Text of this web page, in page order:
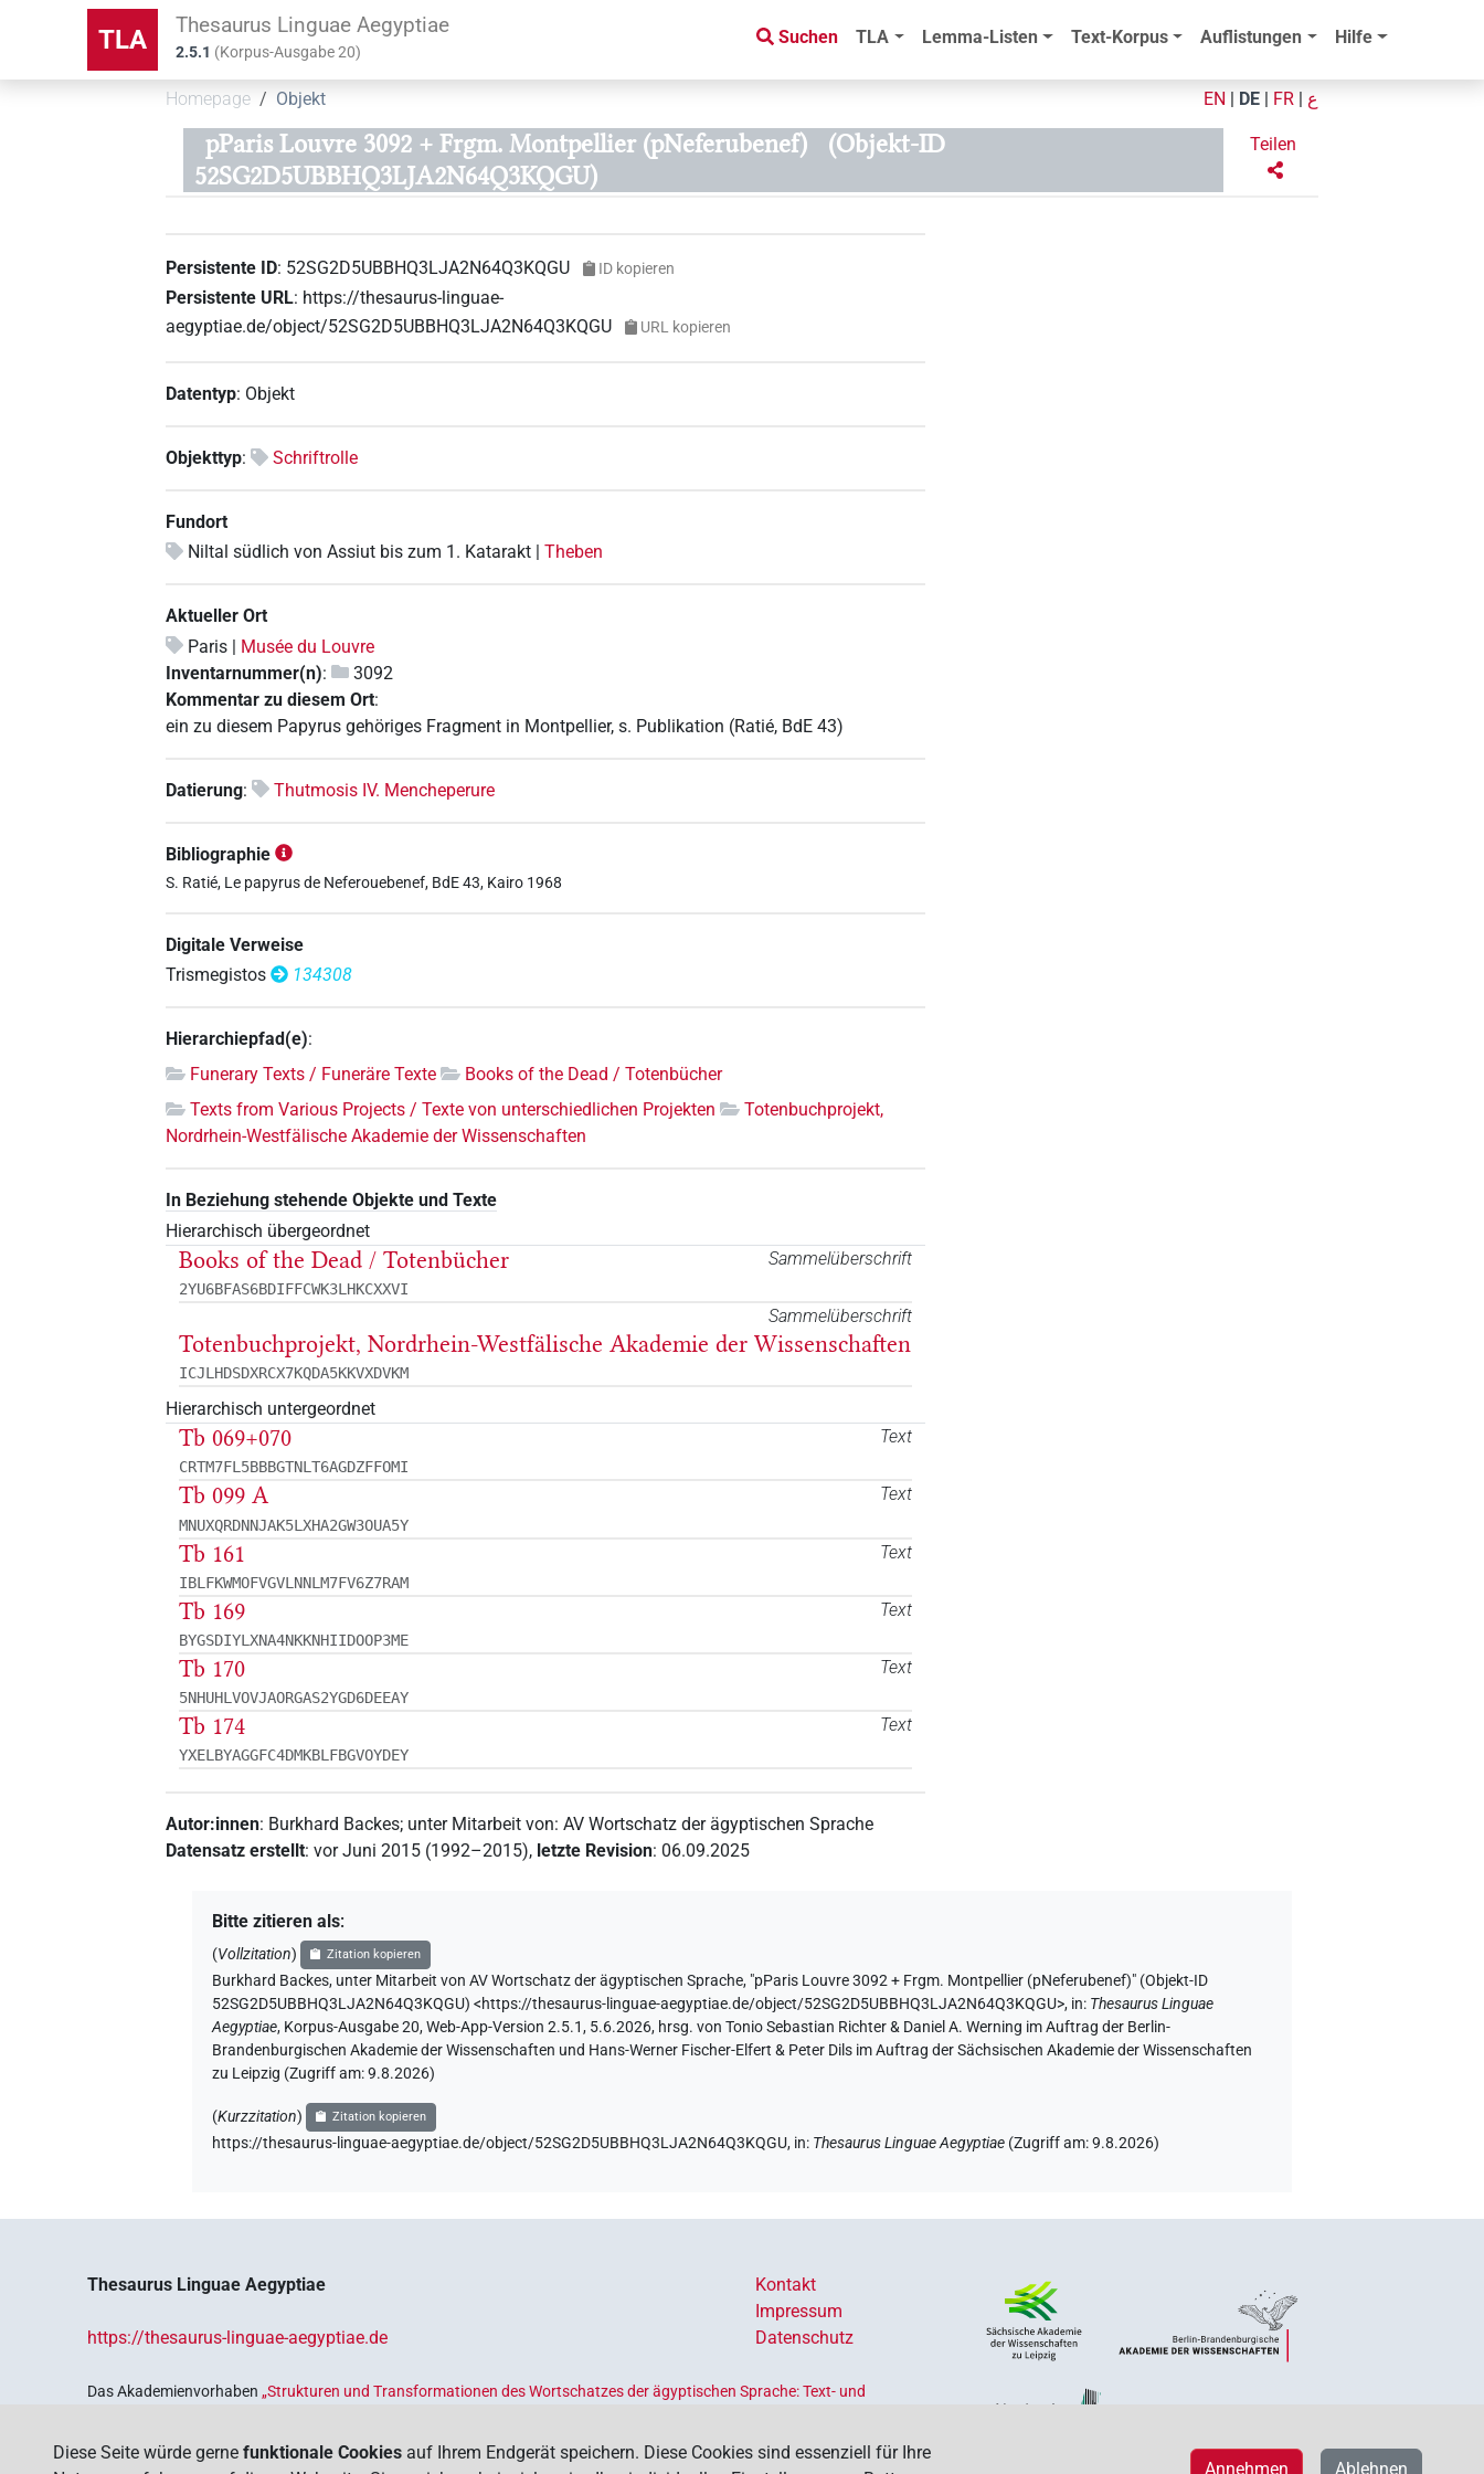
TLA Thesaurus Linguae Aegyptiae
2.5.1 (Korpus-Ausgabe20)
Suchen TLA Lemma-Listen Text-Korpus Auflistungen Hilfe
Homepage Objekt EN DE FR ع
pParis Louvre 3092 + Frgm. Montpellier (pNeferubenef)
(Objekt-ID
52SG2D5UBBHQ3LJA2N64Q3KQGU)
Teilen
Persistente ID: 52SG2D5UBBHQ3LJA2N64Q3KQGU ID kopieren
Persistente URL: https://thesaurus-linguae-
aegyptiae.de/object/52SG2D5UBBHQ3LJA2N64Q3KQGU
URL kopieren
Datentyp: Objekt
Objekttyp: Schriftrolle
Fundort
Niltal südlich von Assiut bis zum 1. Katarakt |Theben
Aktueller Ort
Paris | Musée du Louvre
Inventarnummer(n):
3092
Kommentar zu diesem Ort:
ein zu diesem Papyrus gehöriges Fragment in Montpellier, s. Publikation (Ratié, BdE 43)
Datierung: Thutmosis IV. Mencheperure
Bibliographie
S. Ratié, Le papyrus de Neferouebenef, BdE 43, Kairo 1968
Digitale Verweise
Trismegistos
134308
Hierarchiepfad(e):
Funerary Texts / Funeräre Texte
Books of the Dead / Totenbücher
Texts from Various Projects / Texte von unterschiedlichen Projekten
Totenbuchprojekt,
Nordrhein-Westfälische Akademie der Wissenschaften
In Beziehung stehende Objekte und Texte
Hierarchisch übergeordnet
Sammelüberschrift
Books of the Dead / Totenbücher
2YU6BFAS6BDIFFCWK3LHKCXXVI
Sammelüberschrift
Totenbuchprojekt, Nordrhein-Westfälische Akademie der Wissenschaften
ICJLHDSDXRCX7KQDA5KKVXDVKM
Hierarchisch untergeordnet
Text
Tb 069+070
CRTM7FL5BBBGTNLT6AGDZFFOMI
Text
Tb 099 A
MNUXQRDNNJAK5LXHA2GW3OUA5Y
Text
Tb 161
IBLFKWMOFVGVLNNLM7FV6Z7RAM
Text
Tb 169
BYGSDIYLXNA4NKKNHIIDOOP3ME
Text
Tb 170
5NHUHLVOVJAORGAS2YGD6DEEAY
Text
Tb 174
YXELBYAGGFC4DMKBLFBGVOYDEY
Autor:innen: Burkhard Backes; unter Mitarbeit von:AV Wortschatz der ägyptischen Sprache
Datensatz erstellt:vor Juni 2015 (1992–2015), letzte Revision: 06.09.2025
Bitte zitieren als:
(Vollzitation) Zitation kopieren
Burkhard Backes, unter Mitarbeit von AV Wortschatz der ägyptischen Sprache, "pParis Louvre 3092 + Frgm. Montpellier (pNeferubenef)" (Objekt-ID
52SG2D5UBBHQ3LJA2N64Q3KQGU)<https://thesaurus-linguae-aegyptiae.de/object/52SG2D5UBBHQ3LJA2N64Q3KQGU>, in: Thesaurus Linguae
Aegyptiae, Korpus-Ausgabe 20, Web-App-Version 2.5.1, 5.6.2026, hrsg. von Tonio Sebastian Richter & Daniel A. Werning im Auftrag der Berlin-
Brandenburgischen Akademie der Wissenschaften und Hans-Werner Fischer-Elfert & Peter Dils im Auftrag der Sächsischen Akademie der Wissenschaften
zu Leipzig (Zugriff am:9.8.2026)
(Kurzzitation) Zitation kopieren
https://thesaurus-linguae-aegyptiae.de/object/52SG2D5UBBHQ3LJA2N64Q3KQGU, in: Thesaurus Linguae Aegyptiae (Zugriff am:9.8.2026)
Thesaurus Linguae Aegyptiae
https://thesaurus-linguae-aegyptiae.de
Kontakt
Impressum
Datenschutz
Das Akademienvorhaben„Strukturen und Transformationen des Wortschatzes der ägyptischen Sprache: Text- und
Deutschen Akademien der Wissenschaften.
Diese Seite würde gerne funktionale Cookies auf Ihrem Endgerät speichern. Diese Cookies sind essenziell für Ihre
Ablehnen
Annehmen